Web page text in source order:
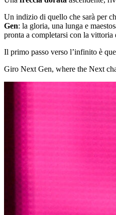
Un indizio di quello che sarà per
Gen: la gloria, una lunga e
pronta a completarsi con la vittoria
Il primo passo verso l’infinito è
Giro Next Gen, where the Next